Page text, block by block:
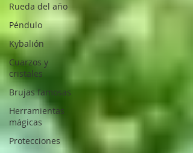
Rueda del año
Péndulo
Kybalión
Cuarzos y
cristales
Brujas famosas
Herramientas
mágicas
Protecciones